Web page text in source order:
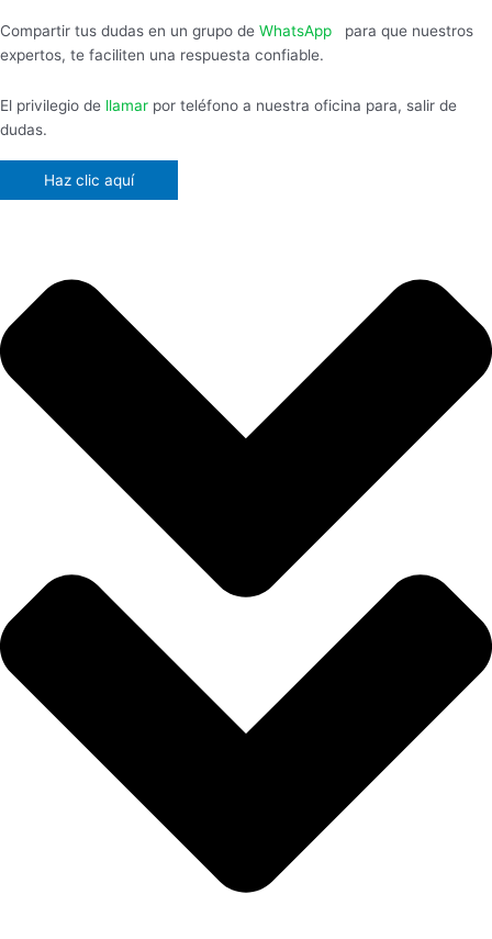
Compartir tus dudas en un grupo de WhatsApp
para que nuestros
expertos, te faciliten una respuesta confiable.
El privilegio de llamar por teléfono a nuestra oficina para, salir de
dudas.
Haz clic aquí